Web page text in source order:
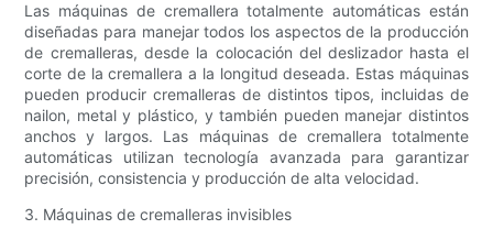
Las máquinas de cremallera totalmente automáticas están
diseñadas para manejar todos los aspectos de la producción
de cremalleras, desde la colocación del deslizador hasta el
corte de la cremallera a la longitud deseada. Estas máquinas
pueden producir cremalleras de distintos tipos, incluidas de
nailon, metal y plástico, y también pueden manejar distintos
anchos y largos. Las máquinas de cremallera totalmente
automáticas utilizan tecnología avanzada para garantizar
precisión, consistencia y producción de alta velocidad.
3. Máquinas de cremalleras invisibles